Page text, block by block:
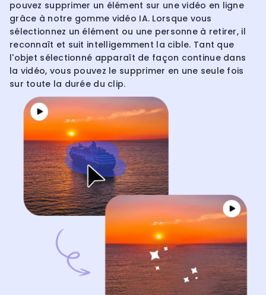
pouvez supprimer un élément sur une vidéo en ligne
grâce à notre gomme vidéo IA. Lorsque vous
sélectionnez un élément ou une personne à retirer, il
reconnaît et suit intelligemment la cible. Tant que
l'objet sélectionné apparaît de façon continue dans
la vidéo, vous pouvez le supprimer en une seule fois
sur toute la durée du clip.